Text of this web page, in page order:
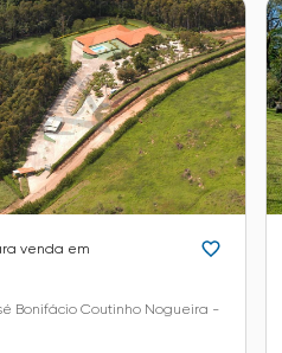
venda em
Bonifácio Coutinho Nogueira -